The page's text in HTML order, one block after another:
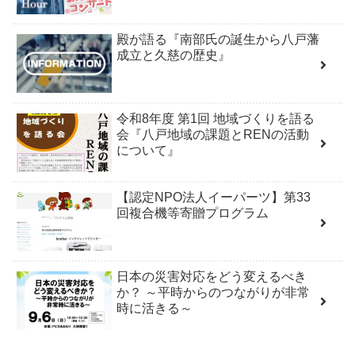
殿が語る『南部氏の誕生から八戸藩
成立と久慈の歴史』
令和8年度 第1回 地域づくりを語る
会『八戸地域の課題とRENの活動
について』
【認定NPO法人イーパーツ】第33
回複合機等寄贈プログラム
日本の災害対応をどう変えるべき
か？ ～平時からのつながりが非常
時に活きる～